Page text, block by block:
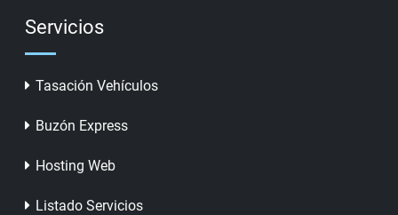
Servicios
Tasación Vehículos
Buzón Express
Hosting Web
Listado Servicios